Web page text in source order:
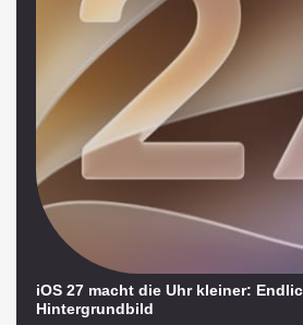
iOS 27 macht die Uhr kleiner:
Hintergrundbild